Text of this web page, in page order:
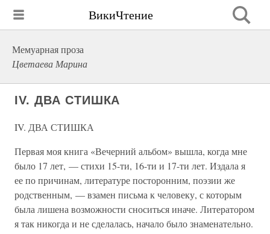
ВикиЧтение
Мемуарная проза
Цветаева Марина
IV. ДВА СТИШКА
IV. ДВА СТИШКА
Первая моя книга «Вечерний альбом» вышла, когда мне
было 17 лет, — стихи 15-ти, 16-ти и 17-ти лет. Издала я
ее по причинам, литературе посторонним, поэзии же
родственным, — взамен письма к человеку, с которым
была лишена возможности сноситься иначе. Литератором
я так никогда и не сделалась, начало было знаменательно.